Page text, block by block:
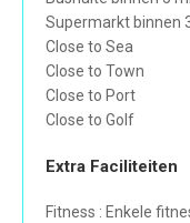
Supermarkt binnen
Close to Sea
Close to Town
Close to Port
Close to Golf
Extra Faciliteiten
Fitness : Enkele